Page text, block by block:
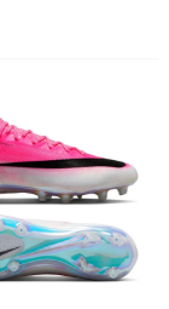
(MG)